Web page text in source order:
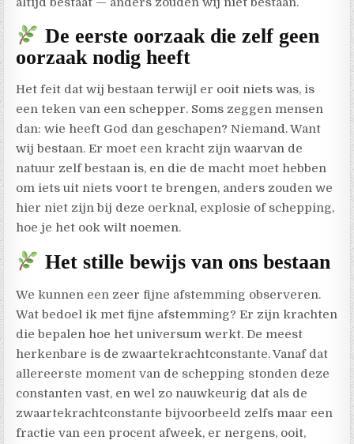
De eerste oorzaak die zelf geen
oorzaak nodig heeft
Het feit dat wij bestaan terwijl er ooit niets was, is
een teken van een schepper. Soms zeggen mensen
dan: wie heeft God dan geschapen? Niemand. Want
wij bestaan. Er moet een kracht zijn waarvan de
natuur zelf bestaan is, en die de macht moet hebben
om iets uit niets voort te brengen, anders zouden we
hier niet zijn bij deze oerknal, explosie of schepping,
hoe je het ook wilt noemen.
Het stille bewijs van ons bestaan
We kunnen een zeer fijne afstemming observeren.
Wat bedoel ik met fijne afstemming? Er zijn krachten
die bepalen hoe het universum werkt. De meest
herkenbare is de zwaartekrachtconstante. Vanaf dat
allereerste moment van de schepping stonden deze
constanten vast, en wel zo nauwkeurig dat als de
zwaartekrachtconstante bijvoorbeeld zelfs maar een
fractie van een procent afweek, er nergens, ooit,